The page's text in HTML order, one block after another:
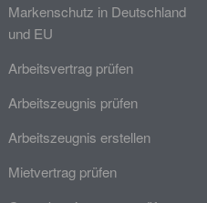
Markenschutz in Deutschland
und EU
Arbeitsvertrag prüfen
Arbeitszeugnis prüfen
Arbeitszeugnis erstellen
Mietvertrag prüfen